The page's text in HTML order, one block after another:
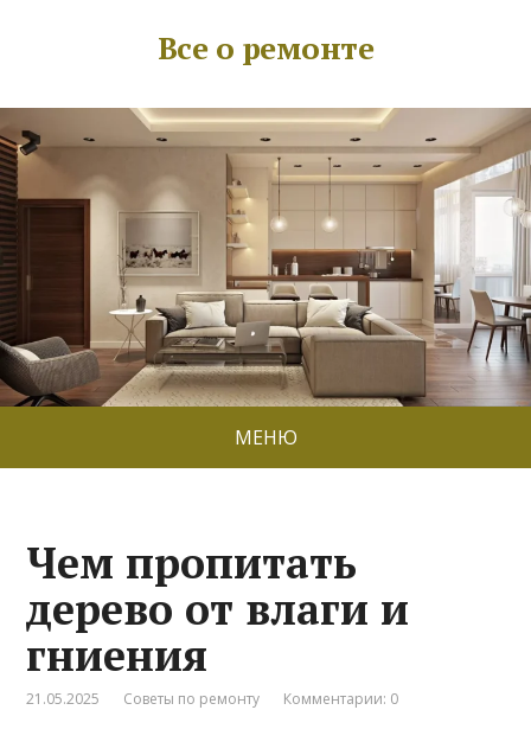
Все о ремонте
МЕНЮ
Чем пропитать
дерево от влаги и
гниения
21.05.2025 Советы по ремонту Комментарии: 0